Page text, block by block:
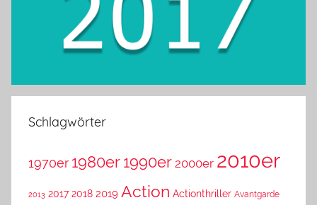
Schlagwörter
1970er 1980er 1990er 2000er 2010er
2013 2017 2018 2019 Action Actionthriller Avantgarde